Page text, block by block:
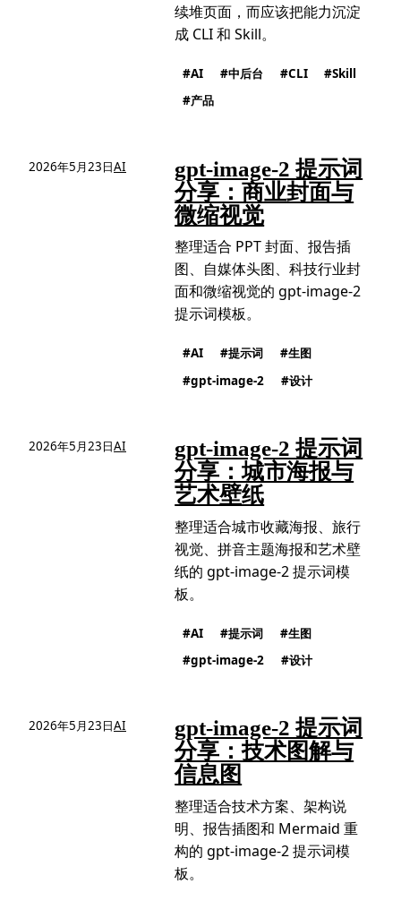
续堆页面，而应该把能力沉淀
成 CLI 和 Skill。
AI 中后台 CLI
Skill
产品
2026年5月23日AI
gpt-image-2 提示词
分享：商业封面与
微缩视觉
整理适合 PPT 封面、报告插
图、自媒体头图、科技行业封
面和微缩视觉的 gpt-image-2
提示词模板。
AI 提示词
生图
gpt-image-2
设计
2026年5月23日AI
gpt-image-2 提示词
分享：城市海报与
艺术壁纸
整理适合城市收藏海报、旅行
视觉、拼音主题海报和艺术壁
纸的 gpt-image-2 提示词模
板。
AI 提示词
生图
gpt-image-2
设计
2026年5月23日AI
gpt-image-2 提示词
分享：技术图解与
信息图
整理适合技术方案、架构说
明、报告插图和 Mermaid 重
构的 gpt-image-2 提示词模
板。